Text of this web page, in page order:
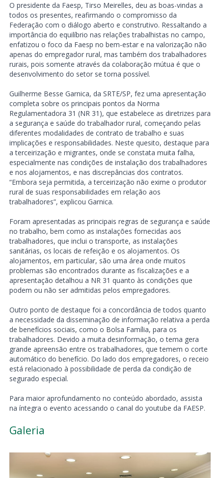
O presidente da Faesp, Tirso Meirelles, deu as boas-vindas a
todos os presentes, reafirmando o compromisso da
Federação com o diálogo aberto e construtivo. Ressaltando a
importância do equilíbrio nas relações trabalhistas no campo,
enfatizou o foco da Faesp no bem-estar e na valorização não
apenas do empregador rural, mas também dos trabalhadores
rurais, pois somente através da colaboração mútua é que o
desenvolvimento do setor se torna possível.
Guilherme Besse Garnica, da SRTE/SP, fez uma apresentação
completa sobre os principais pontos da Norma
Regulamentadora 31 (NR 31), que estabelece as diretrizes para
a segurança e saúde do trabalhador rural, começando pelas
diferentes modalidades de contrato de trabalho e suas
implicações e responsabilidades. Neste quesito, destaque para
a terceirização e migrantes, onde se constata muita falha,
especialmente nas condições de instalação dos trabalhadores
e nos alojamentos, e nas discrepâncias dos contratos.
“Embora seja permitida, a terceirização não exime o produtor
rural de suas responsabilidades em relação aos
trabalhadores”, explicou Garnica.
Foram apresentadas as principais regras de segurança e saúde
no trabalho, bem como as instalações fornecidas aos
trabalhadores, que inclui o transporte, as instalações
sanitárias, os locais de refeição e os alojamentos. Os
alojamentos, em particular, são uma área onde muitos
problemas são encontrados durante as fiscalizações e a
apresentação detalhou a NR 31 quanto às condições que
podem ou não ser admitidas pelos empregadores.
Outro ponto de destaque foi a concordância de todos quanto
a necessidade da disseminação de informação relativa a perda
de benefícios sociais, como o Bolsa Família, para os
trabalhadores. Devido a muita desinformação, o tema gera
grande apreensão entre os trabalhadores, que temem o corte
automático do benefício. Do lado dos empregadores, o receio
está relacionado à possibilidade de perda da condição de
segurado especial.
Para maior aprofundamento no conteúdo abordado, assista
na íntegra o evento acessando o canal do youtube da FAESP.
Galeria